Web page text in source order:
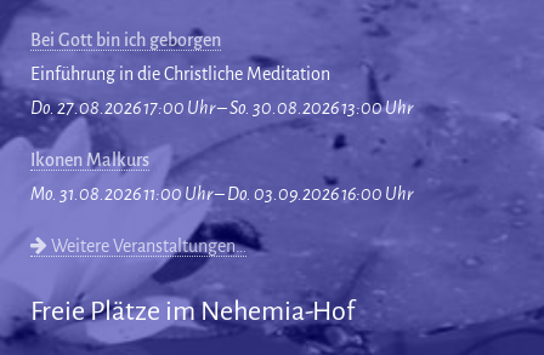
Bei Gott bin ich geborgen
Einführung in die Christliche Meditation
Do. 27.08.2026 17:00 Uhr – So. 30.08.2026 13:00 Uhr
Ikonen Malkurs
Mo. 31.08.2026 11:00 Uhr – Do. 03.09.2026 16:00 Uhr
Weitere Veranstaltungen…
Freie Plätze im Nehemia-Hof